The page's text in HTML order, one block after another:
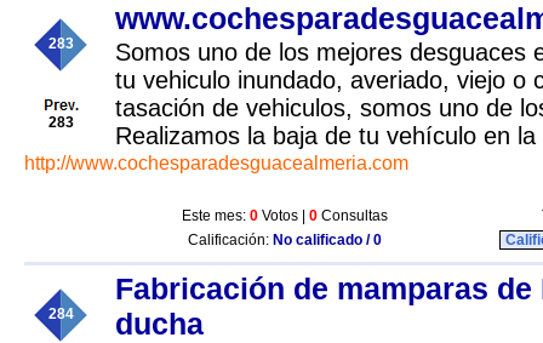
283
283
Somos uno de los mejores desguaces
tu vehiculo inundado, averiado, viejo o
tasación de vehiculos, somos uno de
Realizamos la baja de tu vehículo en la
http://www.cochesparadesguacealmeria.com
Este mes: 0 Votos | 0 Consultas
Calificación: No calificado / 0
284
Fabricación de mamparas de
ducha